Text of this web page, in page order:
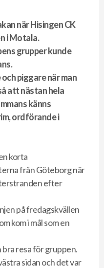
när Hisingen CK
i Motala.
grupper kunde
piggare när man
att nästan hela
känns
ordförande i
korta
från Göteborg när
efter
på fredagskvällen
kom i mål som en
resa för gruppen.
sidan och det var